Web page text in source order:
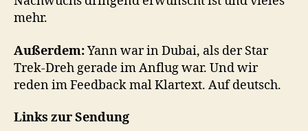
mehr.
Außerdem:Yann war in Dubai, als der Star
Trek-Dreh gerade im Anflug war. Und wir
reden im Feedback mal Klartext. Auf deutsch.
Links zur Sendung